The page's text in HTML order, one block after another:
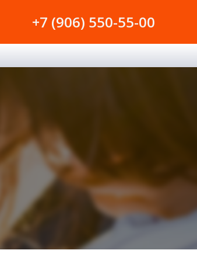
+7 (906) 550-55-00